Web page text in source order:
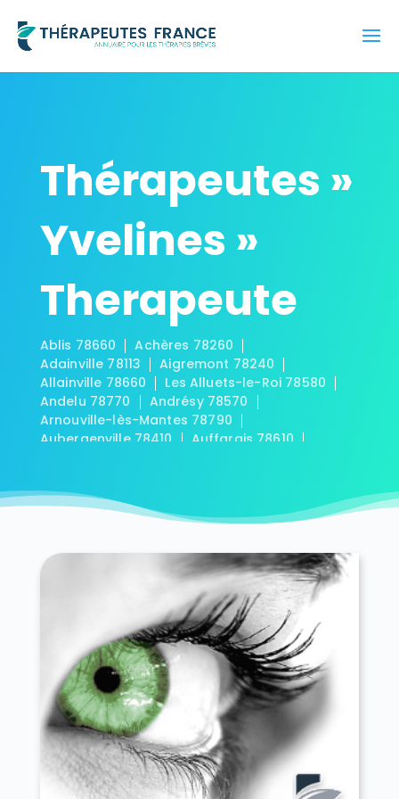
Thérapeutes »
Yvelines »
Therapeute
Ablis 78660
Achères 78260
Adainville 78113
Aigremont 78240
Allainville 78660
Les Alluets-le-Roi 78580
Andelu 78770
Andrésy 78570
Arnouville-lès-Mantes 78790
Aubergenville 78410
Auffargis 78610
Autouillet 78770
Bazainville 78550
Bazemont 78580
Béhoust 78910
Bennecourt 78270
Beynes 78650
Blaru 78270
Boinville-en-Mantois 78930
Boinville-le-Gaillard 78660
Boinvilliers 78200
Bois-d'Arcy 78390
Boissets 78910
La Boissière-École 78125
Boissy-Mauvoisin 78200
Boissy-sans-Avoir 78490
Bonnelles 78830
Bonnières-sur-Seine 78270
Bouafle 78410
Bougival 78380
Bourdonné 78113
Breuil-Bois-Robert 78930
Bréval 78980
Les Bréviaires 78610
Brueil-en-Vexin 78440
Buc 78530
Buchelay 78200
Bullion 78830